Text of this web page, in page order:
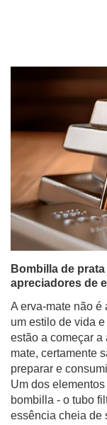
Kit de iniciação Yerba
conjunto
Bombilla de
apreciadores de